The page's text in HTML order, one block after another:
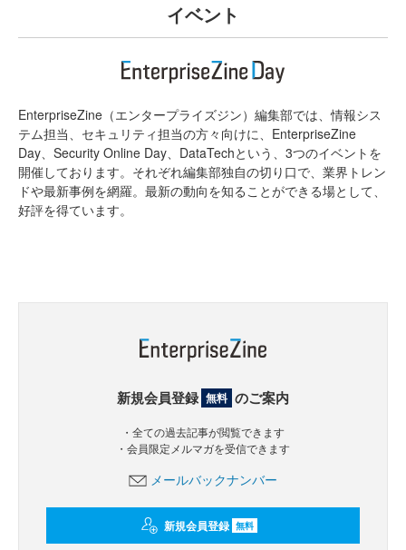
イベント
EnterpriseZine（エンタープライズジン）編集部では、情報シス
テム担当、セキュリティ担当の方々向けに、EnterpriseZine
Day、Security Online Day、DataTechという、3つのイベントを
開催しております。それぞれ編集部独自の切り口で、業界トレン
ドや最新事例を網羅。最新の動向を知ることができる場として、
好評を得ています。
新規会員登録 無料 のご案内
・全ての過去記事が閲覧できます
・会員限定メルマガを受信できます
メールバックナンバー
新規会員登録 無料